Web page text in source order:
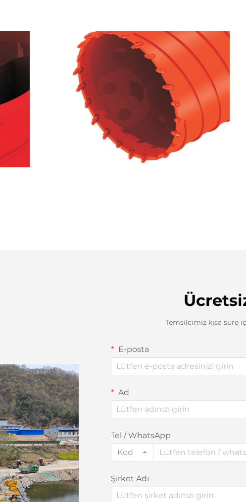
Temsilcimiz kısa süre
E-posta
Ad
Tel / WhatsApp
Kod
Şirket Adı